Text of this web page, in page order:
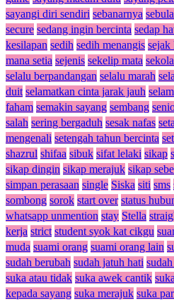
sayangi diri sendiri sebanarnya
secure sedang ingin bercinta sedap
kesilapan sedih sedih menangis sejak
mana setia sejenis sekelip mata
selalu berpandangan selalu marah
duit selamatkan cinta jarak jauh
faham semakin sayang sembang
salah sering bergaduh sesak nafas
mengenali setengah tahun bercinta
shazrul shifaa sibuk sifat lelaki sikap
sikap dingin sikap merajuk sikap
simpan perasaan single Siska siti sms
sombong sorok start over status
whatsapp unmention stay Stella
kerja strict student syok kat cikgu
muda suami orang suami orang lain
sudah berubah sudah jatuh hati
suka atau tidak suka awek cantik
kepada sayang suka merajuk suka